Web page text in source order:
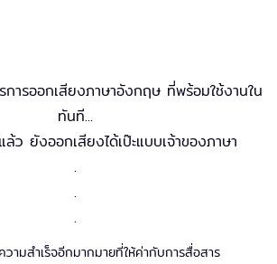
ารออกเสียงภาษาอังกฤษ ที่พร้อมใช้งานใน
ทันที...
ล้ว ยังออกเสียงได้เป๊ะแบบเจ้าของภาษา
.
.
.
ามสำเร็จอีกมากมายที่ให้ค่ากับการสื่อสาร